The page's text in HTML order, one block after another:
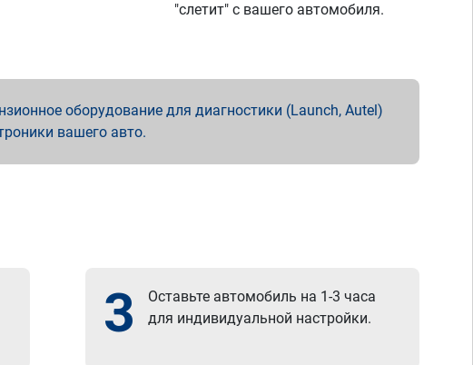
"слетит" с вашего автомобиля.
оборудование для диагностики (Launch, Autel)
вашего авто.
3
Оставьте автомобиль на 1-3 часа
для индивидуальной настройки.